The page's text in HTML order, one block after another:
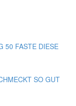
50 FASTE DIESE
SO GUT